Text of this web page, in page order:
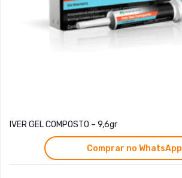
IVER GEL COMPOSTO – 9,6gr
Comprar no WhatsApp